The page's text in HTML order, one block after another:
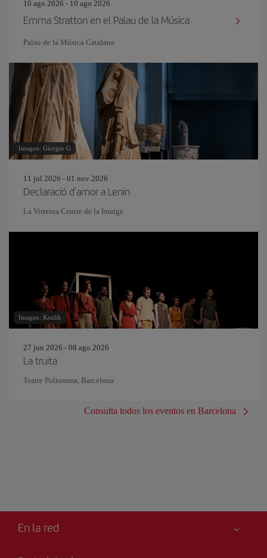
10 ago 2026 - 10 ago 2026
Emma Stratton en el Palau de la Música
Palau de la Música Catalana
Imagen: Giorgio G
11 jul 2026 - 01 nov 2026
Declaració d’amor a Lenin
La Virreina Centre de la Imatge
Imagen: Kozlik
27 jun 2026 - 08 ago 2026
La truita
Teatre Poliorama, Barcelona
Consulta todos los eventos en Barcelona
En la red